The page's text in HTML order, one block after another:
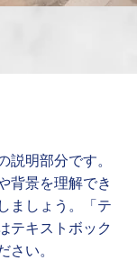
説明部分です。
背景を理解でき
ましょう。「テ
テキストボック
さい。